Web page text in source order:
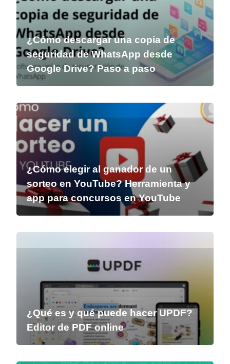
¿Cómo descargar una copia de
seguridad de WhatsApp desde
Google Drive? Paso a paso
¿Cómo elegir al ganador de un
sorteo en YouTube? Herramienta y
app para concursos en YouTube
¿Qué es y qué puede hacer UPDF?
Editor de PDF online